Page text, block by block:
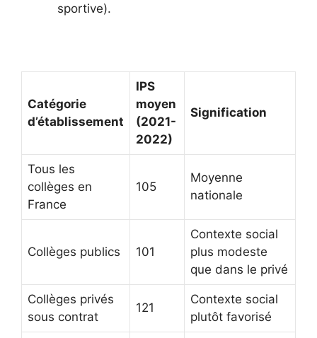
sportive).
Catégorie
d’établissement
IPS
moyen
(2021-
2022)
Signification
Tous les
collèges en
France
105
Moyenne
nationale
Collèges publics 101
Contexte social
plus modeste
que dans le privé
Collèges privés
sous contrat
121
Contexte social
plutôt favorisé